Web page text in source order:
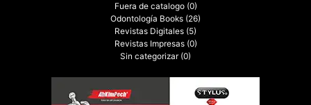
Fuera de catalogo (0)
Odontología Books (26)
Revistas Digitales (5)
Revistas Impresas (0)
Sin categorizar (0)